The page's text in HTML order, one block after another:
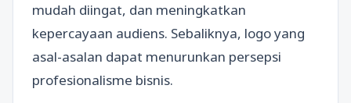
mudah diingat, dan meningkatkan
kepercayaan audiens. Sebaliknya, logo yang
asal-asalan dapat menurunkan persepsi
profesionalisme bisnis.